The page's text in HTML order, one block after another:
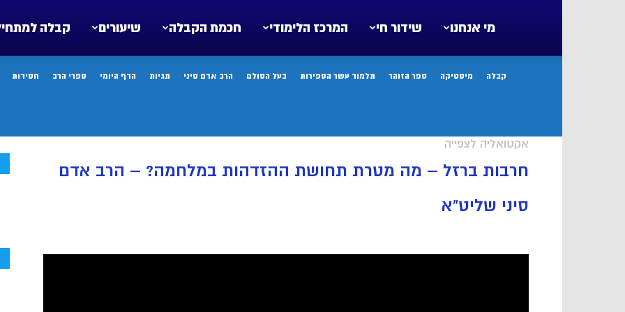
קבלה שיעורים חכמת הקבלה המרכז הלימודי שידור חי מי אנחנו
קבלה מיסטיקה ספר הזוהר תלמוד עשר הספירות בעל הסולם הרב אדם סיני תגיות הדף היומי ספרי הרב חסידות
אקטואליה לצפייה
חרבות ברזל – מה מטרת תחושת ההזדהות במלחמה? – הרב אדם
סיני שליט”א